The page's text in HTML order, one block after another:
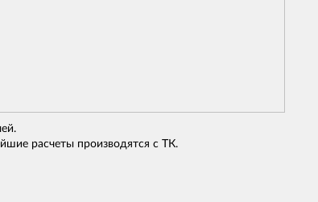
расчеты производятся с ТК.